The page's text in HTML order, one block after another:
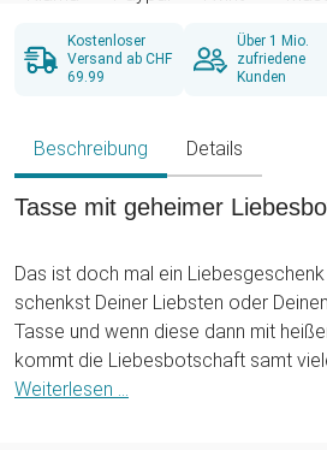
Kostenloser
Versand ab CHF
69.99
Über 1 Mio.
zufriedene
Kunden
Beschreibung Details
Tasse mit geheimer
Das ist doch mal ein
schenkst Deiner Liebsten oder
Tasse und wenn diese dann mit
kommt die Liebesbotschaft samt
Vorschein. Durch den heißen Inhalt
Weiterlesen ...